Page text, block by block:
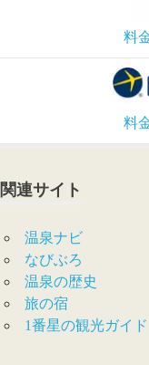
料
料
関連サイト
温泉ナビ
なびぶろ
温泉の歴史
旅の宿
1番星の観光ガイド